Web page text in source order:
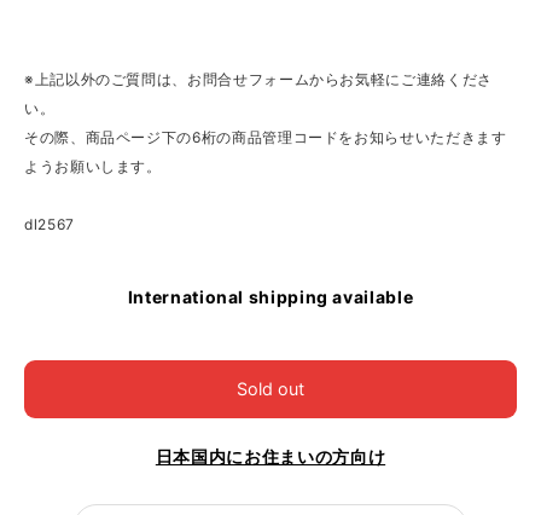
※上記以外のご質問は、お問合せフォームからお気軽にご連絡くださ
い。
その際、商品ページ下の6桁の商品管理コードをお知らせいただきます
ようお願いします。
dl2567
International shipping available
Sold out
日本国内にお住まいの方向け